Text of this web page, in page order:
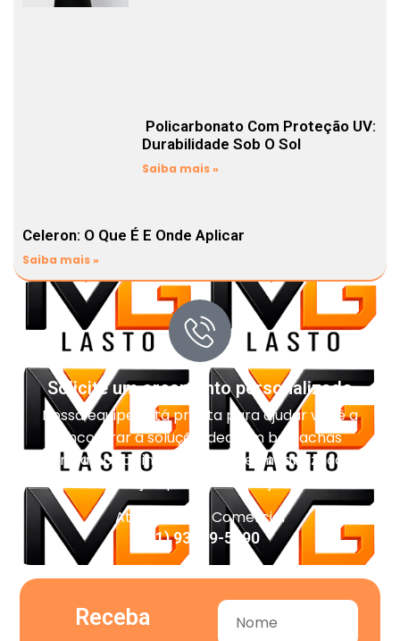
Policarbonato Com Proteção UV:
Durabilidade Sob O Sol
Saiba mais »
Celeron: O Que É E Onde Aplicar
Saiba mais »
Solicite um orçamento personalizado
Nossa equipe está pronta para ajudar você a
encontrar a solução ideal em borrachas
técnicas, pisos industriais, impermeabilização e
vedação para o seu projeto.
Atendimento Comercial
(11) 93959-5090
Receba